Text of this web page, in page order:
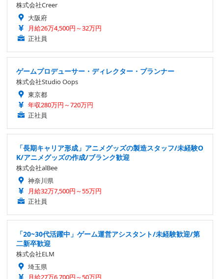
株式会社Creer
大阪府
月給26万4,500円～32万円
正社員
ゲームプロデューサー・ディレクター・プランナー
株式会社Studio Oops
東京都
年収280万円～720万円
正社員
「長期キャリア形成」アニメグッズの製造スタッフ/未経験O
K/アニメグッズの作成/ブランク歓迎
株式会社alBee
神奈川県
月給32万7,500円～55万円
正社員
「20~30代活躍中」ゲーム運営アシスタント/未経験歓迎/第
二新卒歓迎
株式会社ELM
埼玉県
月給27万6,700円～50万円